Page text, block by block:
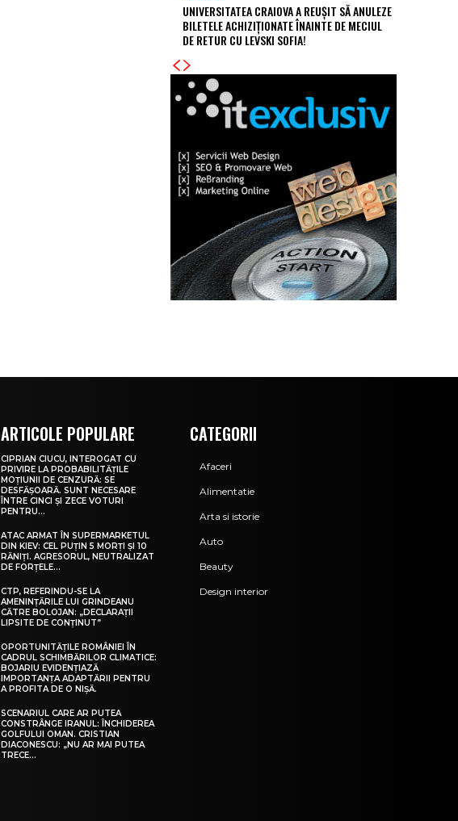
UNIVERSITATEA CRAIOVA A REUȘIT SĂ ANULEZE
BILETELE ACHIZIȚIONATE ÎNAINTE DE MECIUL
DE RETUR CU LEVSKI SOFIA!
ARTICOLE POPULARE
CIPRIAN CIUCU, INTEROGAT CU
PRIVIRE LA PROBABILITĂȚILE
MOȚIUNII DE CENZURĂ: SE
DESFĂȘOARĂ. SUNT NECESARE
ÎNTRE CINCI ȘI ZECE VOTURI
PENTRU…
ATAC ARMAT ÎN SUPERMARKETUL
DIN KIEV: CEL PUȚIN 5 MORȚI ȘI 10
RĂNIȚI. AGRESORUL, NEUTRALIZAT
DE FORȚELE…
CTP, REFERINDU-SE LA
AMENINȚĂRILE LUI GRINDEANU
CĂTRE BOLOJAN: „DECLARAȚII
LIPSITE DE CONȚINUT”
OPORTUNITĂȚILE ROMÂNIEI ÎN
CADRUL SCHIMBĂRILOR CLIMATICE:
BOJARIU EVIDENȚIAZĂ
IMPORTANȚA ADAPTĂRII PENTRU
A PROFITA DE O NIȘĂ.
SCENARIUL CARE AR PUTEA
CONSTRÂNGE IRANUL: ÎNCHIDEREA
GOLFULUI OMAN. CRISTIAN
DIACONESCU: „NU AR MAI PUTEA
TRECE…
CATEGORII
Afaceri
Alimentatie
Arta si istorie
Auto
Beauty
Design interior